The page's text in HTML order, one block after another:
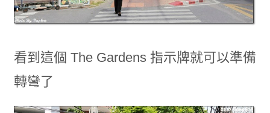
看到這個 The Gardens 指示牌就可以準備
轉彎了